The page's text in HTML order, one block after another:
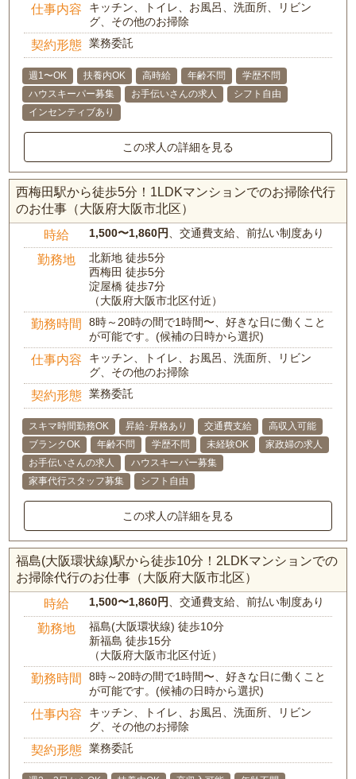
仕事内容
キッチン、トイレ、お風呂、洗面所、リビン
グ、その他のお掃除
契約形態 業務委託
週1〜OK 扶養内OK 高時給 年齢不問
学歴不問
ハウスキーパー募集
お手伝いさんの求人
シフト自由
インセンティブあり
この求人の詳細を見る
西梅田駅から徒歩5分！1LDKマンションでのお掃除代行
のお仕事（大阪府大阪市北区）
時給 1,500〜1,860円 、交通費支給、前払い制度あり
勤務地
北新地 徒歩5分
西梅田 徒歩5分
淀屋橋 徒歩7分
（大阪府大阪市北区付近）
勤務時間
8時～20時の間で1時間〜、好きな日に働くこと
が可能です。(候補の日時から選択)
仕事内容
キッチン、トイレ、お風呂、洗面所、リビン
グ、その他のお掃除
契約形態 業務委託
スキマ時間勤務OK 昇給･昇格あり 交通費支給
高収入可能
ブランクOK
年齢不問 学歴不問 未経験OK
家政婦の求人
お手伝いさんの求人
ハウスキーパー募集
家事代行スタッフ募集
シフト自由
この求人の詳細を見る
福島(大阪環状線)駅から徒歩10分！2LDKマンションでの
お掃除代行のお仕事（大阪府大阪市北区）
時給 1,500〜1,860円 、交通費支給、前払い制度あり
勤務地
福島(大阪環状線) 徒歩10分
新福島 徒歩15分
（大阪府大阪市北区付近）
勤務時間
8時～20時の間で1時間〜、好きな日に働くこと
が可能です。(候補の日時から選択)
仕事内容
キッチン、トイレ、お風呂、洗面所、リビン
グ、その他のお掃除
契約形態 業務委託